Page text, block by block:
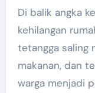
Di balik angka
kehilangan
tetangga saling
makanan, dan
warga menjadi